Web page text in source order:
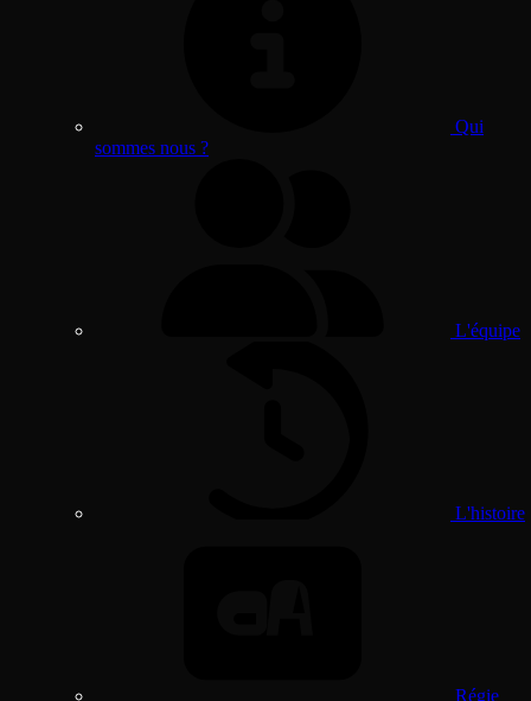
Qui
sommes nous ?
L'équipe
L'histoire
Régie